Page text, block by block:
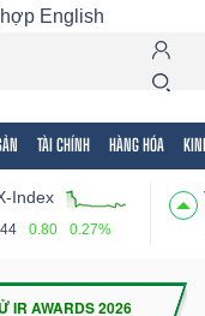
English
TÀI CHÍNH HÀNG HÓA
Index
0.80 0.27%
chứng khoán